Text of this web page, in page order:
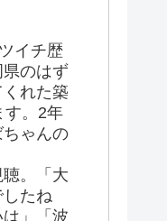
イチ歴
のはず
れた築
す。2年
ゃんの
。「大
たね
」「波